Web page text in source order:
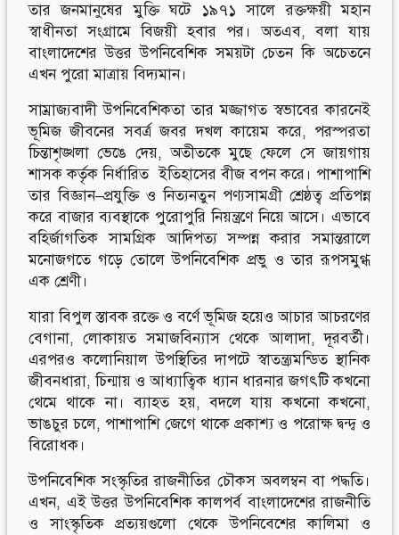
তার জনমানুষের মুক্তি ঘটে ১৯৭১ সালে রক্তক্ষয়ী মহান
স্বাধীনতা সংগ্রামে বিজয়ী হবার পর। অতএব, বলা যায়
বাংলাদেশের উত্তর উপনিবেশিক সময়টা চেতন কি অচেতনে
এখন পুরো মাত্রায় বিদ্যমান।
সাম্রাজ্যবাদী উপনিবেশিকতা তার মজ্জাগত স্বভাবের কারনেই
ভূমিজ জীবনের সবর্ত্র জবর দখল কায়েম করে, পরস্পরতা
চিন্তাশৃঙ্খলা ভেঙে দেয়, অতীতকে মুছে ফেলে সে জায়গায়
শাসক কর্তৃক নির্ধারিত ইতিহাসের বীজ বপন করে। পাশাপাশি
তার বিজ্ঞান–প্রযুক্তি ও নিত্যনতুন পণ্যসামগ্রী শ্রেষ্ঠত্ব প্রতিপন্ন
করে বাজার ব্যবস্থাকে পুরোপুরি নিয়ন্ত্রণে নিয়ে আসে। এভাবে
বহির্জাগতিক সামগ্রিক আদিপত্য সম্পন্ন করার সমান্তরালে
মনোজগতে গড়ে তোলে উপনিবেশিক প্রভু ও তার রূপসমুগ্ধ
এক শ্রেণী।
যারা বিপুল স্তাবক রক্তে ও বর্ণে ভূমিজ হয়েও আচার আচরণের
বেগানা, লোকায়ত সমাজবিন্যাস থেকে আলাদা, দূরবর্তী।
এরপরও কলোনিয়াল উপস্থিতির দাপটে স্বাতন্ত্র্যমন্ডিত স্থানিক
জীবনধারা, চিন্মায় ও আধ্যাত্বিক ধ্যান ধারনার জগৎটি কখনো
থেমে থাকে না। ব্যাহত হয়, বদলে যায় কখনো কখনো,
ভাঙচুর চলে, পাশাপাশি জেগে থাকে প্রকাশ্য ও পরোক্ষ দ্বন্দ্ব ও
বিরোধক।
উপনিবেশিক সংস্কৃতির রাজনীতির চৌকস অবলম্বন বা পদ্ধতি।
এখন, এই উত্তর উপনিবেশিক কালপর্ব বাংলাদেশের রাজনীতি
ও সাংস্কৃতিক প্রত্যয়গুলো থেকে উপনিবেশের কালিমা ও